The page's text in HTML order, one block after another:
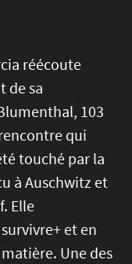
réécoute
de sa
103
qui
touché par la
à Auschwitz et
Elle
et en
Une des